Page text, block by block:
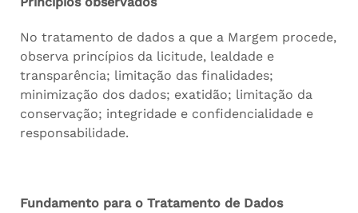
No tratamento de dados a que a Margem procede,
observa princípios da licitude, lealdade e
transparência; limitação das finalidades;
minimização dos dados; exatidão; limitação da
conservação; integridade e confidencialidade e
responsabilidade.
Fundamento para o Tratamento de Dados